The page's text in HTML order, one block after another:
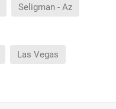
Seligman - Az
Las Vegas